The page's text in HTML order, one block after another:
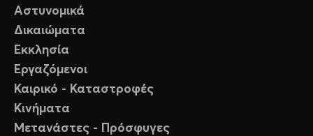
Αστυνομικά
Δικαιώματα
Εκκλησία
Εργαζόμενοι
Καιρικό - Καταστροφές
Κινήματα
Μετανάστες - Πρόσφυγες